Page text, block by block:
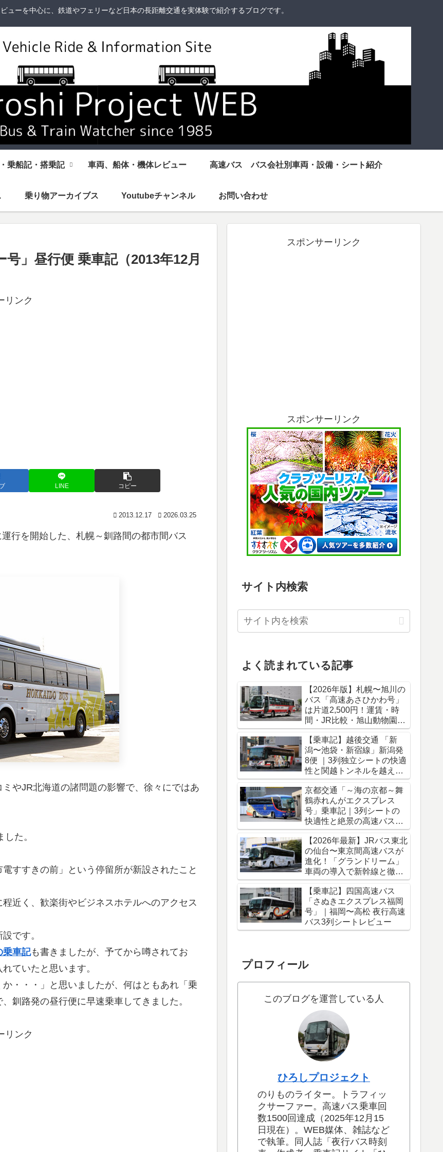
ューを中心に、鉄道やフェリーなど日本の長距離交通を実体験で紹介するブログです。
乗船記・搭乗記 車両、船体・機体レビュー 高速バス バス会社別車両・設備・シート紹介
乗り物アーカイブス Youtubeチャンネル お問い合わせ
」昼行便 乗車記（2013年12月
リンク
LINE コピー
2013.12.17 2026.03.25
行を開始した、札幌～釧路間の都市間バス
やJR北海道の諸問題の影響で、徐々にではあ
た。
すすきの前」という停留所が新設されたこと
近く、歓楽街やビジネスホテルへのアクセス
です。
乗車記も書きましたが、予てから噂されてお
ていたと思います。
・・・」と思いましたが、何はともあれ「乗
釧路発の昼行便に早速乗車してきました。
リンク
スポンサーリンク
スポンサーリンク
サイト内検索
よく読まれている記事
【2026年版】札幌〜旭川の
バス「高速あさひかわ号」
は片道2,500円！運賃・時
間・JR比較・旭山動物園ア
クセス完全ガイド
【乗車記】越後交通 「新
潟〜池袋・新宿線」新潟発
8便 ｜3列独立シートの快適
性と関越トンネルを越える
冬のバス旅
京都交通「～海の京都～舞
鶴赤れんがエクスプレス
号」乗車記｜3列シートの
快適性と絶景の高速バス車
窓をレポート
【2026年最新】JRバス東北
の仙台〜東京間高速バスが
進化！「グランドリーム」
車両の導入で新幹線と徹底
比較
【乗車記】四国高速バス
「さぬきエクスプレス福岡
号」｜福岡〜高松 夜行高速
バス3列シートレビュー
プロフィール
このブログを運営している人
ひろしプロジェクト
のりものライター。トラフィッ
クサーファー。高速バス乗車回
数1500回達成（2025年12月15
日現在）。WEB媒体、雑誌など
で執筆。同人誌「夜行バス時刻